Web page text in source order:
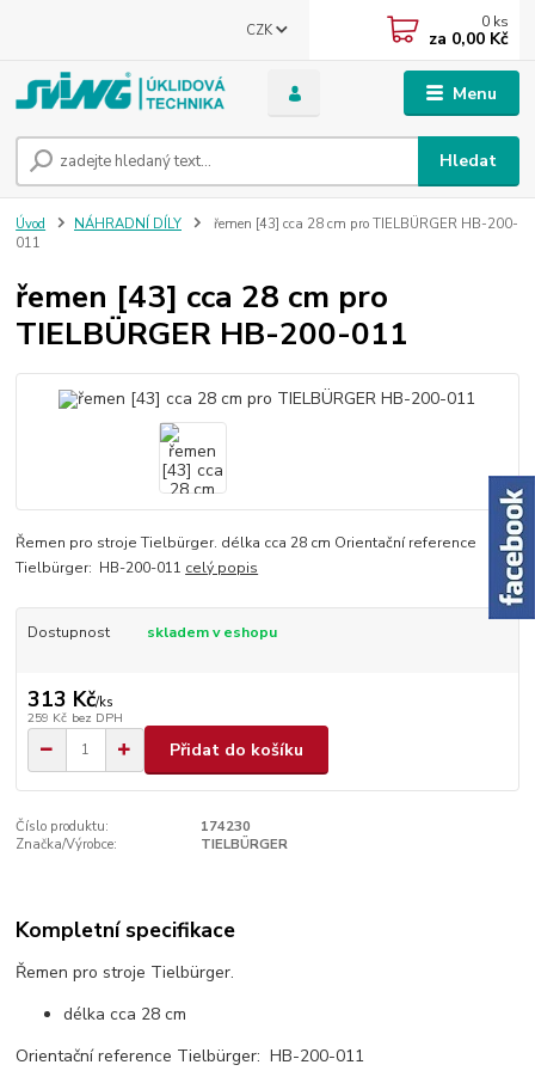
Menu
CZK
Hledat
0 ks
za 0,00 Kč
Úvod NÁHRADNÍ DÍLY
řemen [43] cca 28 cm pro TIELBÜRGER HB-200-
011
řemen [43] cca 28 cm pro
TIELBÜRGER HB-200-011
Řemen pro stroje Tielbürger. délka cca 28 cm Orientační reference
Tielbürger: HB-200-011 celý popis
Dostupnost skladem v eshopu
313 Kč/ks
259 Kč bez DPH
Přidat do košíku
Číslo produktu:
174230
Značka/Výrobce:
TIELBÜRGER
Kompletní specifikace
Řemen pro stroje Tielbürger.
délka cca 28 cm
Orientační reference Tielbürger: HB-200-011